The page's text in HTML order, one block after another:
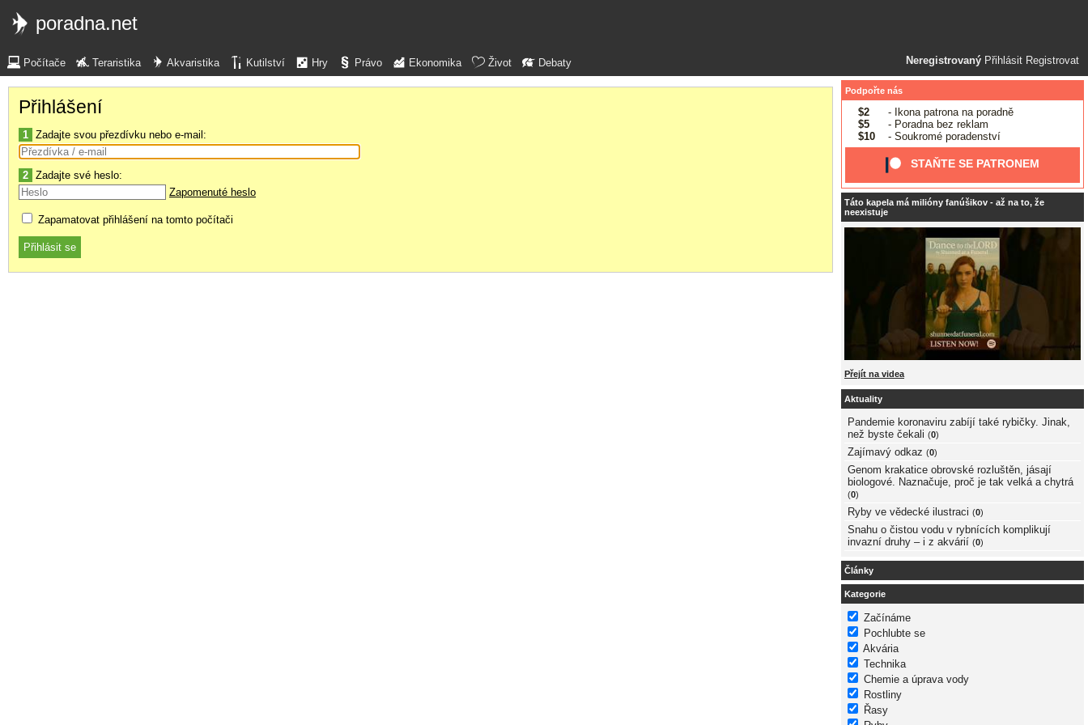
poradna.net
Neregistrovaný Přihlásit Registrovat
Počítače Teraristika Akvaristika Kutilství Hry Právo Ekonomika Život Debaty
Přihlášení
1 Zadajte svou přezdívku nebo e-mail:
2 Zadajte své heslo:
Zapomenuté heslo
Zapamatovat přihlášení na tomto počítači
Podpořte nás
$2
- Ikona patrona na poradně
$5
- Poradna bez reklam
$10
- Soukromé poradenství
STAŇTE SE PATRONEM
Táto kapela má milióny fanúšikov - až na to, že
neexistuje
Přejít na videa
Aktuality
Pandemie koronaviru zabíjí také rybičky. Jinak,
než byste čekali (0)
Zajímavý odkaz (0)
Genom krakatice obrovské rozluštěn, jásají
biologové. Naznačuje, proč je tak velká a chytrá
(0)
Ryby ve vědecké ilustraci (0)
Snahu o čistou vodu v rybnících komplikují
invazní druhy – i z akvárií (0)
Články
Kategorie
Začínáme
Pochlubte se
Akvária
Technika
Chemie a úprava vody
Rostliny
Řasy